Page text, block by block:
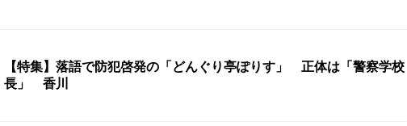
【特集】落語で防犯啓発の「どんぐり亭ぽりす」 正体は「警察学校
長」 香川